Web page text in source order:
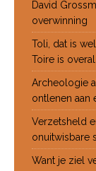
David
overwinning
Toli, dat is
Toire is
Archeologie
ontlenen aan
Verzetsheld
onuitwisbare
Want je ziel